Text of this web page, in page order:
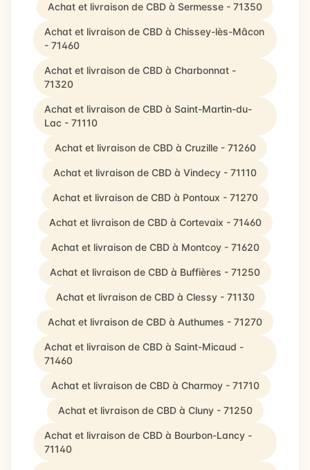
Achat et livraison de CBD à Sermesse - 71350
Achat et livraison de CBD à Chissey-lès-Mâcon
- 71460
Achat et livraison de CBD à Charbonnat -
71320
Achat et livraison de CBD à Saint-Martin-du-
Lac - 71110
Achat et livraison de CBD à Cruzille - 71260
Achat et livraison de CBD à Vindecy - 71110
Achat et livraison de CBD à Pontoux - 71270
Achat et livraison de CBD à Cortevaix - 71460
Achat et livraison de CBD à Montcoy - 71620
Achat et livraison de CBD à Buffières - 71250
Achat et livraison de CBD à Clessy - 71130
Achat et livraison de CBD à Authumes - 71270
Achat et livraison de CBD à Saint-Micaud -
71460
Achat et livraison de CBD à Charmoy - 71710
Achat et livraison de CBD à Cluny - 71250
Achat et livraison de CBD à Bourbon-Lancy -
71140